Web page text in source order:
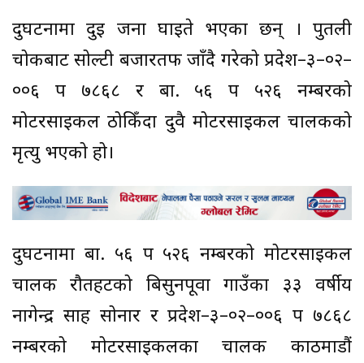
दुर्घटनामा दुई जना घाइते भएका छन् । पुतली
चोकबाट सोल्टी बजारतर्फ जाँदै गरेको प्रदेश–३–०२–
००६ प ७८६८ र बा. ५६ प ५२६ नम्बरको
मोटरसाइकल ठोकिँदा दुवै मोटरसाइकल चालकको
मृत्यु भएको हो।
दुर्घटनामा बा. ५६ प ५२६ नम्बरको मोटरसाइकल
चालक रौतहटको बिसुनपूर्वा गाउँका ३३ वर्षीय
नागेन्द्र साह सोनार र प्रदेश–३–०२–००६ प ७८६८
नम्बरको मोटरसाइकलका चालक काठमाडौं